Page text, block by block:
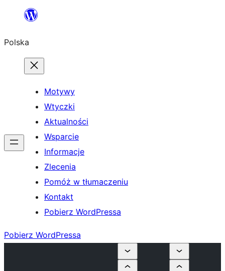
Przejdź
treści
Polska
Motywy
Wtyczki
Aktualności
Wsparcie
Informacje
Zlecenia
Pomóż w tłumaczeniu
Kontakt
Pobierz WordPressa
Pobierz WordPressa